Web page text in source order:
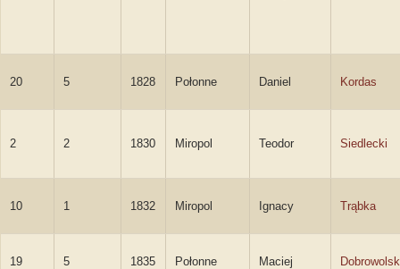
20 5 1828 Połonne Daniel Kordas
2 2 1830 Miropol Teodor Siedlecki
10 1 1832 Miropol Ignacy Trąbka
19 5 1835 Połonne Maciej